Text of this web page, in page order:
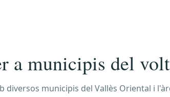
a municipis del
diversos municipis del Vallès Oriental i